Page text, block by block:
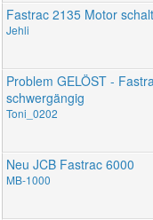
Fastrac 2135 Motor
Jehli
Problem GELÖST -
schwergängig
Toni_0202
Neu JCB Fastrac 6000
MB-1000